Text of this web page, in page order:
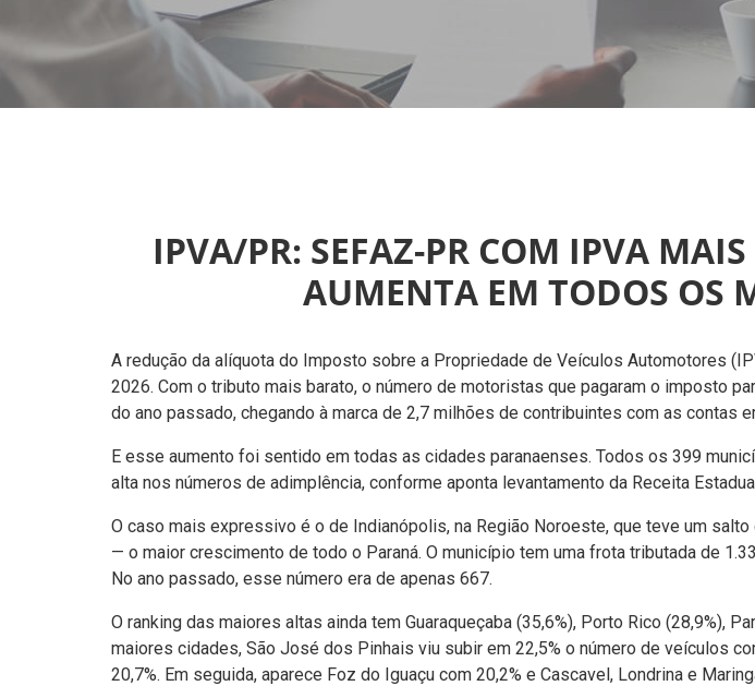
IPVA/PR: SEFAZ-PR COM IPVA
AUMENTA EM TODOS OS
A redução da alíquota do Imposto sobre a Propriedade de Veículos Automotores
2026. Com o tributo mais barato, o número de motoristas que pagaram o imposto
do ano passado, chegando à marca de 2,7 milhões de contribuintes com as contas
E esse aumento foi sentido em todas as cidades paranaenses. Todos os 399
alta nos números de adimplência, conforme aponta levantamento da Receita
O caso mais expressivo é o de Indianópolis, na Região Noroeste, que teve um
— o maior crescimento de todo o Paraná. O município tem uma frota tributada de
No ano passado, esse número era de apenas 667.
O ranking das maiores altas ainda tem Guaraqueçaba (35,6%), Porto Rico (28,9%),
maiores cidades, São José dos Pinhais viu subir em 22,5% o número de veículos
20,7%. Em seguida, aparece Foz do Iguaçu com 20,2% e Cascavel, Londrina e